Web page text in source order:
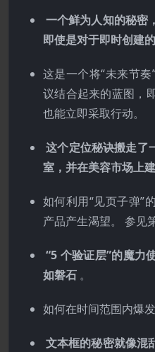
一个鲜为人知的秘密
即使是对于即时创建
这是一个将“未来节
议结合起来的蓝图，
也能立即采取行动。
这个定位秘诀搬走了
室，并在美容市场上
如何利用“见页子弹”
产品产生渴望。 参见
“5 个验证层”的魔力
如磐石 。
如何在时间范围内爆
文本框的秘密就像混